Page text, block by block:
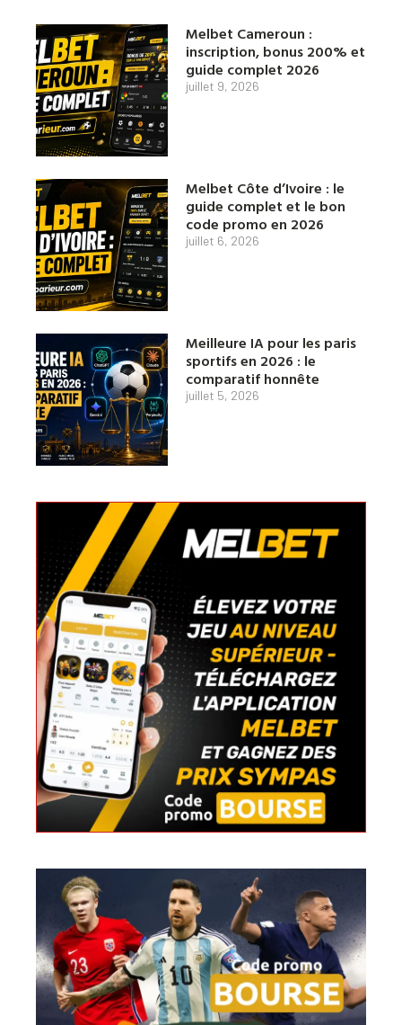
Melbet Cameroun :
inscription, bonus 200% et
guide complet 2026
juillet 9, 2026
Melbet Côte d’Ivoire : le
guide complet et le bon
code promo en 2026
juillet 6, 2026
Meilleure IA pour les paris
sportifs en 2026 : le
comparatif honnête
juillet 5, 2026